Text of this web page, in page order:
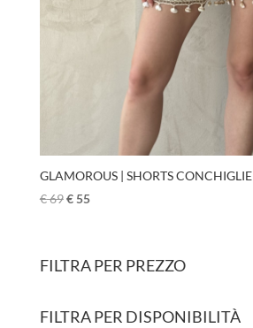
GLAMOROUS | SHORTS CONCHIGLIE
€69€55
FILTRA PER PREZZO
FILTRA PER DISPONIBILITÀ